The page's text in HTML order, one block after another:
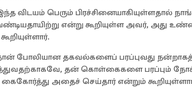
விடயம் பெரும் பிரச்சினையாகியுள்ளதால்
என்று கூறியுள்ள அவர், அது
போலியான தகவல்களைப் பரப்புவது நன்றாகத்
தன் கொள்கைகளை பரப்பும்
அதைச் செய்தார் என்றும்